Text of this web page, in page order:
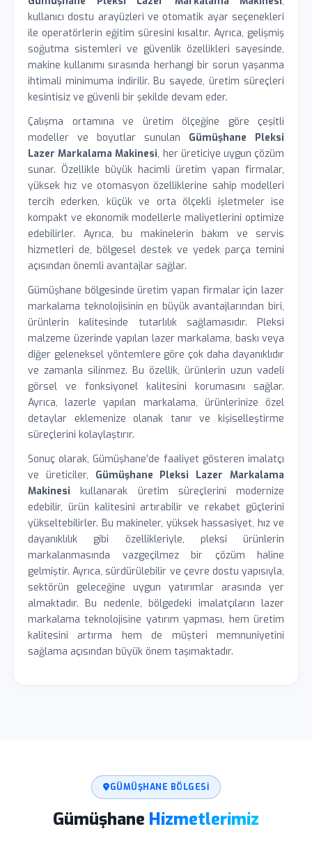
kullanıcı dostu arayüzleri ve otomatik ayar seçenekleri
ile operatörlerin eğitim süresini kısaltır. Ayrıca, gelişmiş
soğutma sistemleri ve güvenlik özellikleri sayesinde,
makine kullanımı sırasında herhangi bir sorun yaşanma
ihtimali minimuma indirilir. Bu sayede, üretim süreçleri
kesintisiz ve güvenli bir şekilde devam eder.
Çalışma ortamına ve üretim ölçeğine göre çeşitli
modeller ve boyutlar sunulan Gümüşhane Pleksi
Lazer Markalama Makinesi, her üreticiye uygun çözüm
sunar. Özellikle büyük hacimli üretim yapan firmalar,
yüksek hız ve otomasyon özelliklerine sahip modelleri
tercih ederken, küçük ve orta ölçekli işletmeler ise
kompakt ve ekonomik modellerle maliyetlerini optimize
edebilirler. Ayrıca, bu makinelerin bakım ve servis
hizmetleri de, bölgesel destek ve yedek parça temini
açısından önemli avantajlar sağlar.
Gümüşhane bölgesinde üretim yapan firmalar için lazer
markalama teknolojisinin en büyük avantajlarından biri,
ürünlerin kalitesinde tutarlılık sağlamasıdır. Pleksi
malzeme üzerinde yapılan lazer markalama, baskı veya
diğer geleneksel yöntemlere göre çok daha dayanıklıdır
ve zamanla silinmez. Bu özellik, ürünlerin uzun vadeli
görsel ve fonksiyonel kalitesini korumasını sağlar.
Ayrıca, lazerle yapılan markalama, ürünlerinize özel
detaylar eklemenize olanak tanır ve kişiselleştirme
süreçlerini kolaylaştırır.
Sonuç olarak, Gümüşhane’de faaliyet gösteren imalatçı
ve üreticiler, Gümüşhane Pleksi Lazer Markalama
Makinesi kullanarak üretim süreçlerini modernize
edebilir, ürün kalitesini artırabilir ve rekabet güçlerini
yükseltebilirler. Bu makineler, yüksek hassasiyet, hız ve
dayanıklılık gibi özellikleriyle, pleksi ürünlerin
markalanmasında vazgeçilmez bir çözüm haline
gelmiştir. Ayrıca, sürdürülebilir ve çevre dostu yapısıyla,
sektörün geleceğine uygun yatırımlar arasında yer
almaktadır. Bu nedenle, bölgedeki imalatçıların lazer
markalama teknolojisine yatırım yapması, hem üretim
kalitesini artırma hem de müşteri memnuniyetini
sağlama açısından büyük önem taşımaktadır.
GÜMÜŞHANE BÖLGESI
Gümüşhane Hizmetlerimiz